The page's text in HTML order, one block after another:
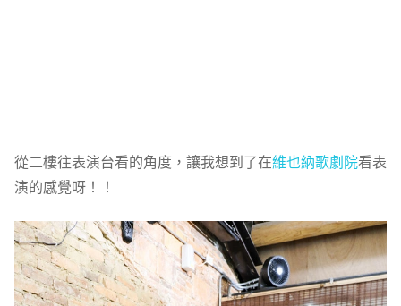
從二樓往表演台看的角度，讓我想到了在維也納歌劇院看表
演的感覺呀！！